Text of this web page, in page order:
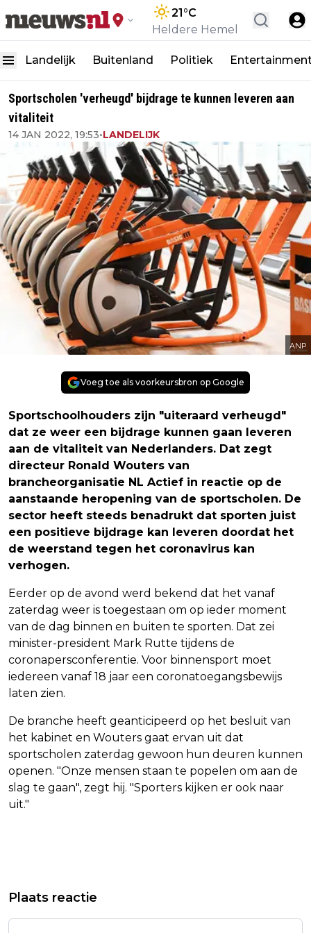
21°C
Heldere Hemel
Landelijk Buitenland Politiek
Sportscholen 'verheugd' bijdrage te kunnen leveren aan
vitaliteit
14 JAN 2022, 19:53•LANDELIJK
ANP
Voeg toe als voorkeursbron op Google
Sportschoolhouders zijn "uiteraard verheugd"
dat ze weer een bijdrage kunnen gaan leveren
aan de vitaliteit van Nederlanders. Dat zegt
directeur Ronald Wouters van
brancheorganisatie NL Actief in reactie op de
aanstaande heropening van de sportscholen. De
sector heeft steeds benadrukt dat sporten juist
een positieve bijdrage kan leveren doordat het
de weerstand tegen het coronavirus kan
verhogen.
Eerder op de avond werd bekend dat het vanaf
zaterdag weer is toegestaan om op ieder moment
van de dag binnen en buiten te sporten. Dat zei
minister-president Mark Rutte tijdens de
coronapersconferentie. Voor binnensport moet
iedereen vanaf 18 jaar een coronatoegangsbewijs
laten zien.
De branche heeft geanticipeerd op het besluit van
het kabinet en Wouters gaat ervan uit dat
sportscholen zaterdag gewoon hun deuren kunnen
openen. "Onze mensen staan te popelen om aan de
slag te gaan", zegt hij. "Sporters kijken er ook naar
uit."
MISLEIDEN ADVERTEERDERS EN
RUTTE IS ERVAN OVERTUIGD DAT
STRENGE LOCKDOWN NODIG WAS
Plaats reactie